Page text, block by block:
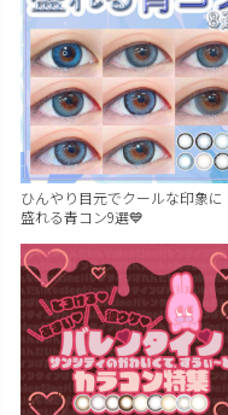
ひんやり目元でクールな印象に
盛れる青コン9選💙